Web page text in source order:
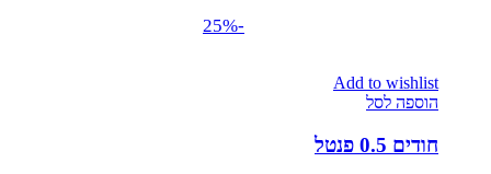
-25%
Add to wishlist
הוספה לסל
חודים 0.5 פנטל